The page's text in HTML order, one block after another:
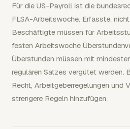
Für die US-Payroll ist die
FLSA-Arbeitswoche. Erfasste,
Beschäftigte müssen für
festen Arbeitswoche
Überstunden müssen mit
regulären Satzes vergütet werden.
Recht, Arbeitgeberregelungen und
strengere Regeln hinzufügen.